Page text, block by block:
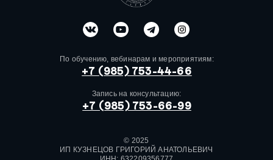
© 2025
ИП КУЗНЕЦОВ ГРИГОРИЙ АНАТОЛЬЕВИЧ
+7 (985) 753-44-66
+7 (985) 753-66-99
По обучению, вебинарам и мероприятиям:
Запись на консультацию: